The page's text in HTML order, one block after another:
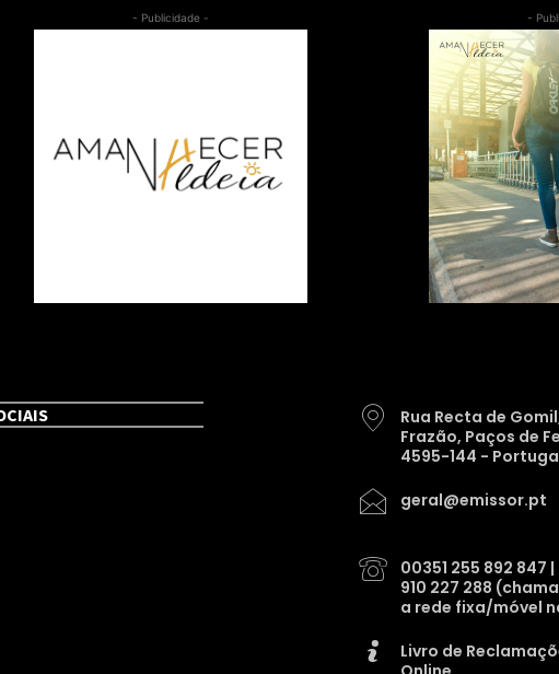
- Publicidade - -
Rua Recta de
Frazão, Paços de
4595-144 -
geral@emissor.pt
00351 255 892 847 |
910 227 288
a rede fixa/móvel
Livro de